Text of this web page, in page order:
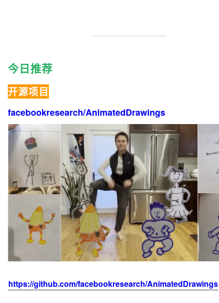
今日推荐
开源项目
facebookresearch/AnimatedDrawings
https://github.com/facebookresearch/AnimatedDrawings